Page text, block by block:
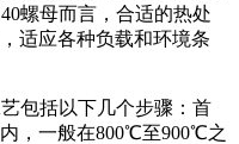
螺母而言，合适的热处
适应各种负载和环境条
包括以下几个步骤：首
，一般在800℃至900℃之